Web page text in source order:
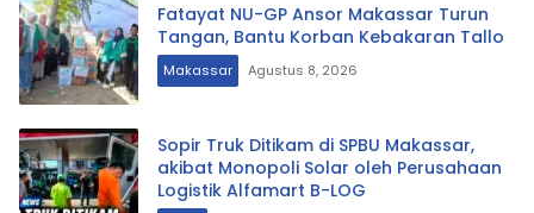
Fatayat NU-GP Ansor Makassar Turun
Tangan, Bantu Korban Kebakaran Tallo
Makassar Agustus 8, 2026
Sopir Truk Ditikam di SPBU Makassar,
akibat Monopoli Solar oleh Perusahaan
Logistik Alfamart B-LOG